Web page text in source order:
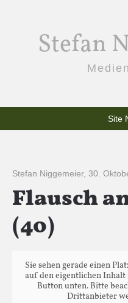
Stefan
Site
Stefan Niggemeier, 30.
Flausch
(40)
Sie sehen gerade einen
auf den eigentlichen
Button unten. Bitte
Drittanbieter